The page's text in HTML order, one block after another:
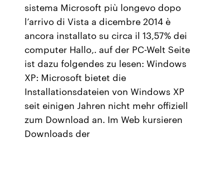
sistema Microsoft più longevo dopo
l’arrivo di Vista a dicembre 2014 è
ancora installato su circa il 13,57% dei
computer Hallo,. auf der PC-Welt Seite
ist dazu folgendes zu lesen: Windows
XP: Microsoft bietet die
Installationsdateien von Windows XP
seit einigen Jahren nicht mehr offiziell
zum Download an. Im Web kursieren
Downloads der